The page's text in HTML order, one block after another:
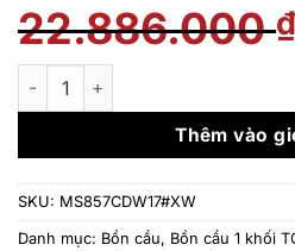
22.886.000₫
Bàn cầu một khối TOTO
Thêm vào
SKU: MS857CDW17#XW
Danh mục: Bồn cầu, Bồn cầu 1 khối